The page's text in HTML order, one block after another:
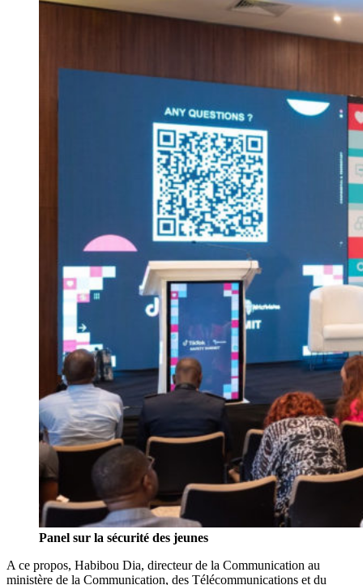
Panel sur la sécurité des jeunes
A ce propos, Habibou Dia, directeur de la Communication au
ministère de la Communication, des Télécommunications et du